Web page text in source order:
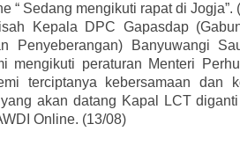
“ Sedang mengikuti rapat di Jogja”.
Kepala DPC Gapasdap
Penyeberangan) Banyuwangi
mengikuti peraturan Menteri
terciptanya kebersamaan dan
akan datang Kapal LCT
Online. (13/08)